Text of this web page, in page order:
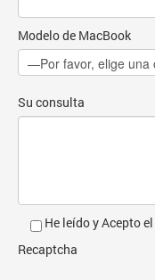
Modelo de MacBook
Su consulta
He leído y Acepto el
Recaptcha